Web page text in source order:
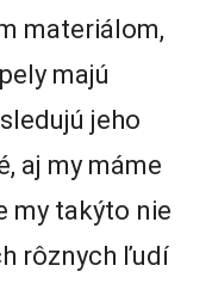
materiálom,
majú
jeho
aj my máme
my takýto nie
rôznych ľudí